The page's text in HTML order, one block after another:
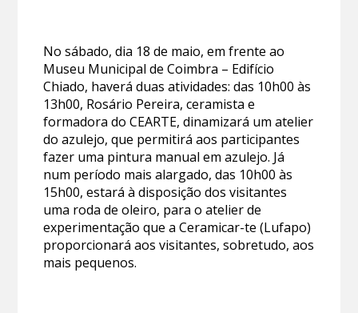
No sábado, dia 18 de maio, em frente ao
Museu Municipal de Coimbra – Edifício
Chiado, haverá duas atividades: das 10h00 às
13h00, Rosário Pereira, ceramista e
formadora do CEARTE, dinamizará um atelier
do azulejo, que permitirá aos participantes
fazer uma pintura manual em azulejo. Já
num período mais alargado, das 10h00 às
15h00, estará à disposição dos visitantes
uma roda de oleiro, para o atelier de
experimentação que a Ceramicar-te (Lufapo)
proporcionará aos visitantes, sobretudo, aos
mais pequenos.